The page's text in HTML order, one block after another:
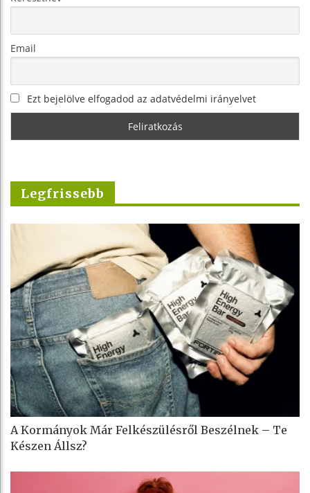
Email
Ezt bejelölve elfogadod az adatvédelmi irányelvet
Legfrissebb
A Kormányok Már Felkészülésről Beszélnek – Te
Készen Állsz?